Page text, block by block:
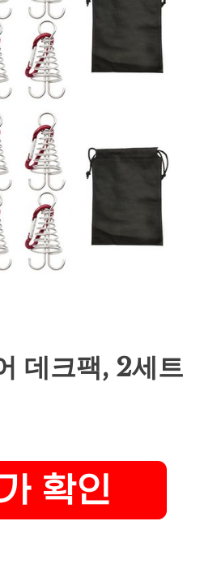
데크팩, 2세트